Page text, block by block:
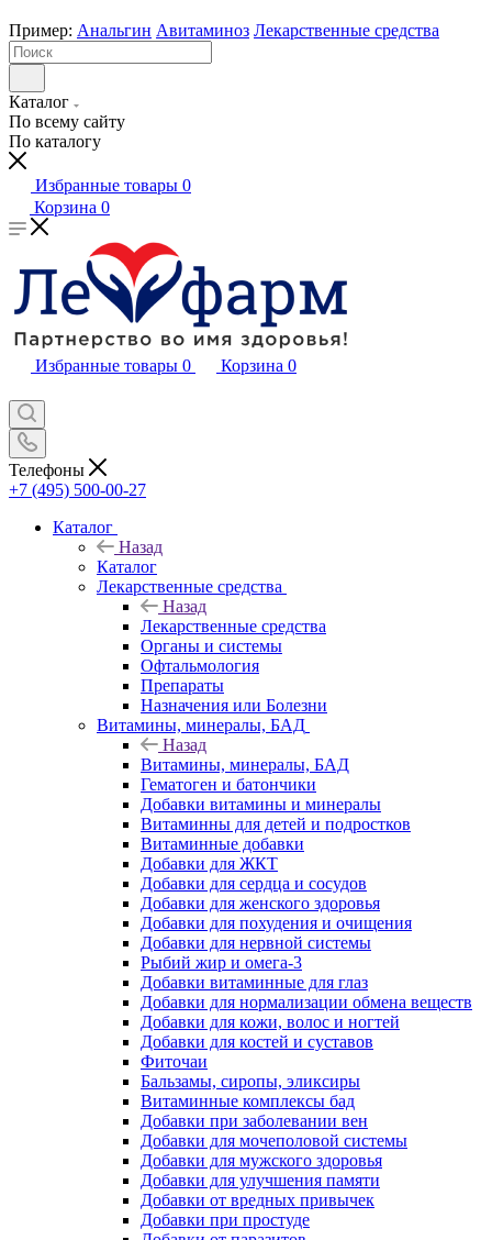
Пример: Анальгин Авитаминоз Лекарственные средства
Каталог
По всему сайту
По каталогу
Избранные товары 0
Корзина 0
Избранные товары 0 Корзина 0
Телефоны
+7 (495) 500-00-27
Каталог
Назад
Каталог
Лекарственные средства
Назад
Лекарственные средства
Органы и системы
Офтальмология
Препараты
Назначения или Болезни
Витамины, минералы, БАД
Назад
Витамины, минералы, БАД
Гематоген и батончики
Добавки витамины и минералы
Витаминны для детей и подростков
Витаминные добавки
Добавки для ЖКТ
Добавки для сердца и сосудов
Добавки для женского здоровья
Добавки для похудения и очищения
Добавки для нервной системы
Рыбий жир и омега-3
Добавки витаминные для глаз
Добавки для нормализации обмена веществ
Добавки для кожи, волос и ногтей
Добавки для костей и суставов
Фиточаи
Бальзамы, сиропы, эликсиры
Витаминные комплексы бад
Добавки при заболевании вен
Добавки для мочеполовой системы
Добавки для мужского здоровья
Добавки для улучшения памяти
Добавки от вредных привычек
Добавки при простуде